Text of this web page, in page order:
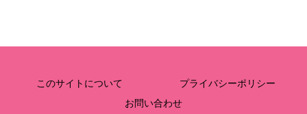
このサイトについて
プライバシーポリシー
お問い合わせ